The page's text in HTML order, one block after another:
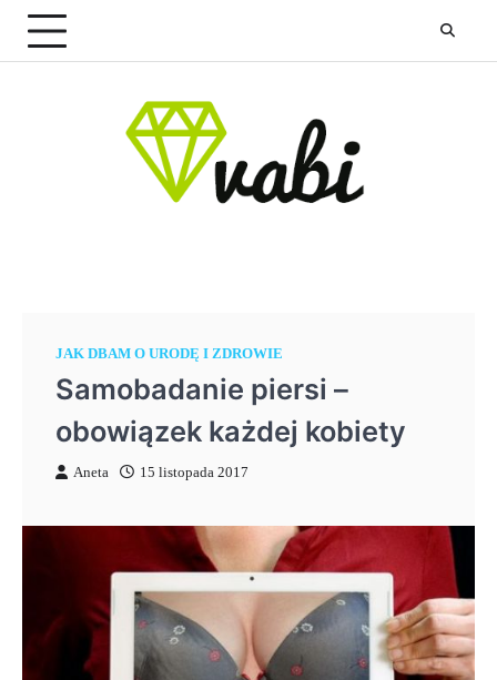
Skip
content
JAK DBAM O URODĘ I ZDROWIE
Samobadanie piersi –
obowiązek każdej kobiety
Aneta 15 listopada 2017